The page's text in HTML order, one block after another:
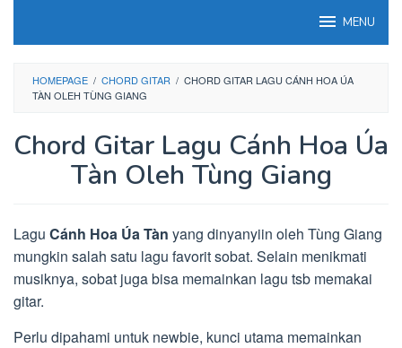
MENU
HOMEPAGE / CHORD GITAR / CHORD GITAR LAGU CÁNH HOA ÚA
TÀN OLEH TÙNG GIANG
Chord Gitar Lagu Cánh Hoa Úa
Tàn Oleh Tùng Giang
Lagu Cánh Hoa Úa Tàn yang dinyanyiin oleh Tùng Giang
mungkin salah satu lagu favorit sobat. Selain menikmati
musiknya, sobat juga bisa memainkan lagu tsb memakai
gitar.
Perlu dipahami untuk newbie, kunci utama memainkan